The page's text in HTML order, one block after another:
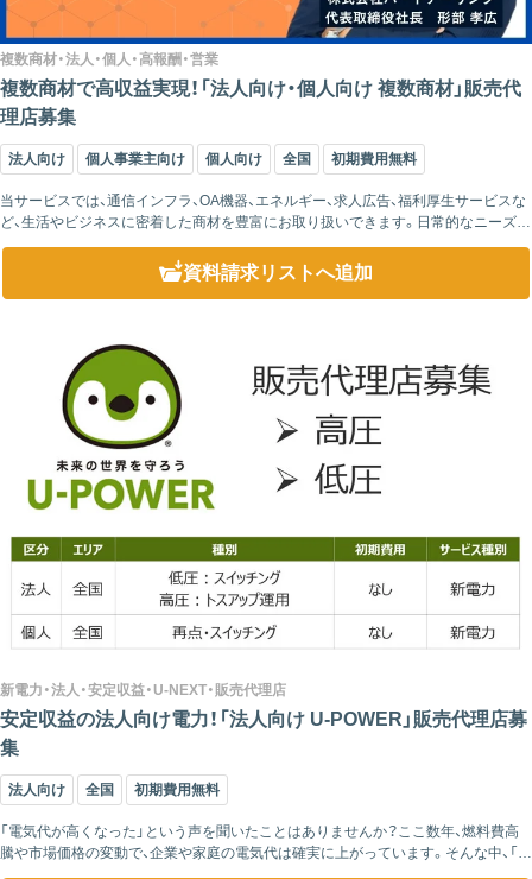
複数商材・法人・個人・高報酬・営業
複数商材で高収益実現！「法人向け・個人向け 複数商材」販売代
理店募集
法人向け 個人事業主向け 個人向け 全国 初期費用無料
当サービスでは、通信インフラ、OA機器、エネルギー、求人広告、福利厚生サービスな
ど、生活やビジネスに密着した商材を豊富にお取り扱いできます。日常的なニーズの
ある商材ばかりで、法人でも個人でも、提案先に困ることはほとんどありません。 ...
資料請求リストへ追加
新電力・法人・安定収益・U-NEXT・販売代理店
安定収益の法人向け電力！「法人向け U-POWER」販売代理店募
集
法人向け 全国 初期費用無料
「電気代が高くなった」という声を聞いたことはありませんか？ここ数年、燃料費高
騰や市場価格の変動で、企業や家庭の電気代は確実に上がっています。そんな中、「電